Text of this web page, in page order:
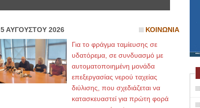
5 ΑΥΓΟΥΣΤΟΥ 2026 ΚΟΙΝΩΝΙΑ
Για το φράγμα ταμίευσης σε
υδατόρεμα, σε συνδυασμό με
αυτοματοποιημένη μονάδα
επεξεργασίας νερού ταχείας
διύλισης, που σχεδιάζεται να
κατασκευαστεί για πρώτη φορά